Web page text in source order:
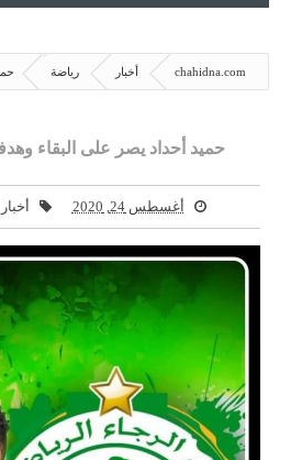
chahidna.com أخبار رياضة
حميد أحداد يصر على البقاء
أغسطس 24, 2020 أخبار